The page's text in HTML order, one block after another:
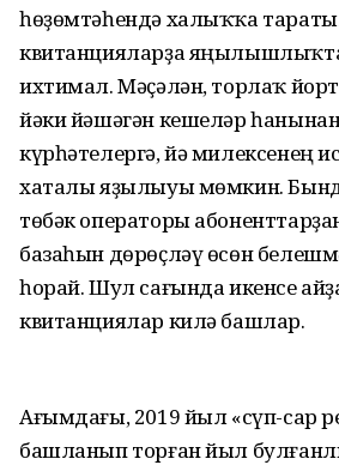
һөҙөмтәһендә халыҡҡа
квитанцияларҙа
ихтимал. Мәҫәлән, торлаҡ
йәки йәшәгән кешеләр
күрһәтелергә, йә милексенең
хаталы яҙылыуы мөмкин.
төбәк операторы
базаһын дөрөҫләү өсөн
һорай. Шул сағында икенсе
квитанциялар килә башлар.
Ағымдағы, 2019 йыл «сүп-сар
башланып торған йыл